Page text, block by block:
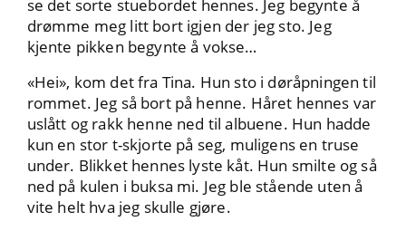
se det sorte stuebordet hennes. Jeg begynte å
drømme meg litt bort igjen der jeg sto. Jeg
kjente pikken begynte å vokse…
«Hei», kom det fra Tina. Hun sto i døråpningen til
rommet. Jeg så bort på henne. Håret hennes var
uslått og rakk henne ned til albuene. Hun hadde
kun en stor t-skjorte på seg, muligens en truse
under. Blikket hennes lyste kåt. Hun smilte og så
ned på kulen i buksa mi. Jeg ble stående uten å
vite helt hva jeg skulle gjøre.